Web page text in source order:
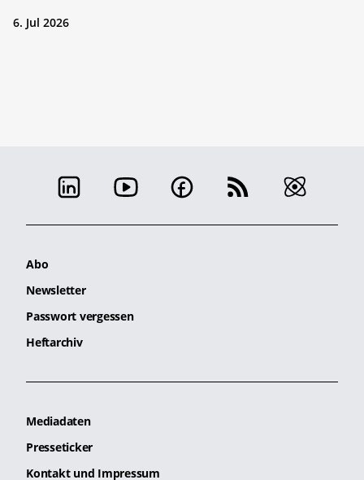
6. Jul 2026
Abo
Newsletter
Passwort vergessen
Heftarchiv
Mediadaten
Presseticker
Kontakt und Impressum